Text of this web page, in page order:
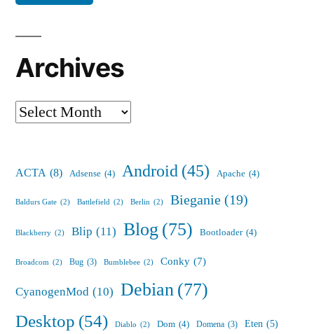
Archives
Archives
ACTA (8) Adsense (4) Android (45) Apache (4)
Baldurs Gate (2) Battlefield (2) Berlin (2) Bieganie (19)
Blackberry (2) Blip (11) Blog(75) Bootloader (4)
Broadcom (2) Bug (3) Bumblebee (2) Conky (7)
CyanogenMod (10) Debian(77)
Desktop (54) Diablo (2) Dom (4) Domena (3) Eten (5)